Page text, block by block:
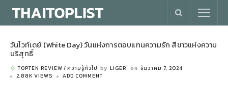
วันไวท์เดย์ (White Day) วันแห่งการตอบแทนความรัก สีขาวแห่งความ
บริสุทธิ์
TOPTEN REVIEW ความรู้ทั่วไป by LIGER on ธันวาคม 7, 2024
2.88K VIEWS
ADD COMMENT